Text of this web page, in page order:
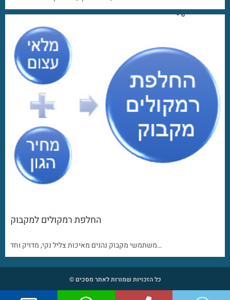
החלפת רמקולים למקבוק
משתמשי מקבוק נהנים מאיכות צליל נקי, מדויק וחד…
כל הזכויות שמורות לאתר מסכים ©